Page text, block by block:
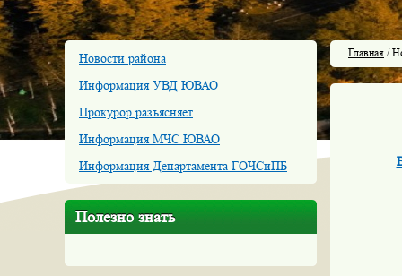
Новости района
Информация УВД ЮВАО
Прокурор разъясняет
Информация МЧС ЮВАО
Информация Департамента ГОЧСиПБ
Полезно знать
Главная /